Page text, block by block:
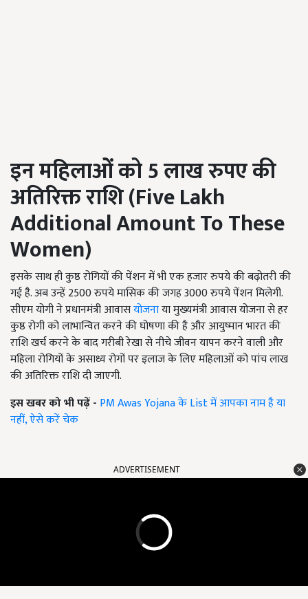
इन महिलाओं को 5 लाख रुपए की
अतिरिक्त राशि (Five Lakh
Additional Amount To These
Women)
इसके साथ ही कुष्ठ रोगियों की पेंशन में भी एक हजार रुपये की बढ़ोतरी की
गई है. अब उन्हें 2500 रुपये मासिक की जगह 3000 रुपये पेंशन मिलेगी.
सीएम योगी ने प्रधानमंत्री आवासयोजनाया मुख्यमंत्री आवास योजना से हर
कुष्ठ रोगी को लाभान्वित करने की घोषणा की है और आयुष्मान भारत की
राशि खर्च करने के बाद गरीबी रेखा से नीचे जीवन यापन करने वाली और
महिला रोगियों के असाध्य रोगों पर इलाज के लिए महिलाओं को पांच लाख
की अतिरिक्त राशि दी जाएगी.
इस खबर को भी पढ़ें - PM Awas Yojana के List में आपका नाम है या
नहीं, ऐसे करें चेक
ADVERTISEMENT